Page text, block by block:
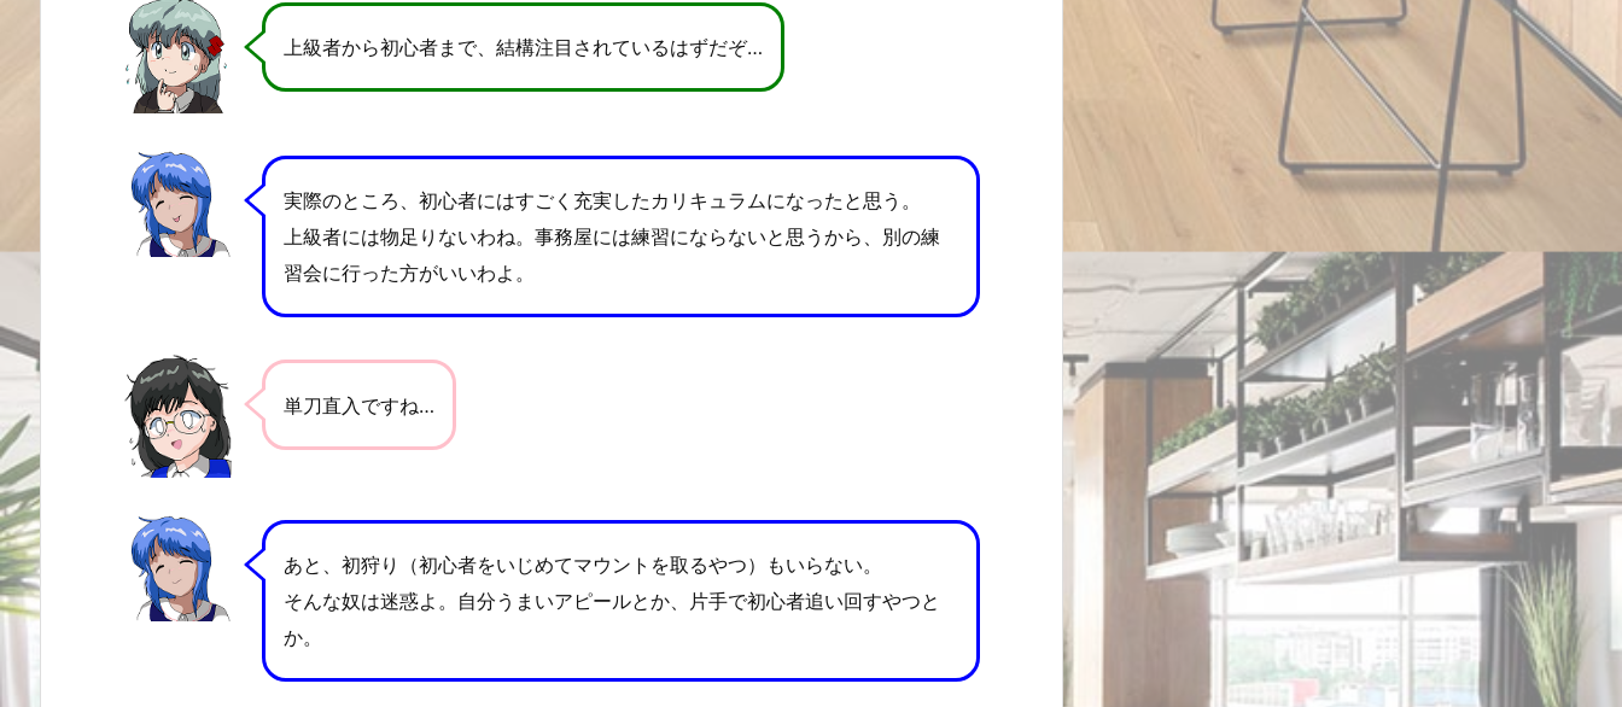
上級者から初心者まで、結構注目されているはずだぞ…
実際のところ、初心者にはすごく充実したカリキュラムになったと思う。
上級者には物足りないわね。事務屋には練習にならないと思うから、別の練
習会に行った方がいいわよ。
単刀直入ですね…
あと、初狩り（初心者をいじめてマウントを取るやつ）もいらない。
そんな奴は迷惑よ。自分うまいアピールとか、片手で初心者追い回すやつと
か。